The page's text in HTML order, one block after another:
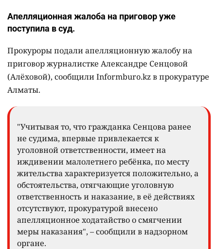
Апелляционная жалоба на приговор уже
поступила в суд.
Прокуроры подали апелляционную жалобу на
приговор журналистке Александре Сенцовой
(Алёховой), сообщили Informburo.kz в прокуратуре
Алматы.
"Учитывая то, что гражданка Сенцова ранее
не судима, впервые привлекается к
уголовной ответственности, имеет на
иждивении малолетнего ребёнка, по месту
жительства характеризуется положительно, а
обстоятельства, отягчающие уголовную
ответственность и наказание, в её действиях
отсутствуют, прокуратурой внесено
апелляционное ходатайство о смягчении
меры наказания", – сообщили в надзорном
органе.